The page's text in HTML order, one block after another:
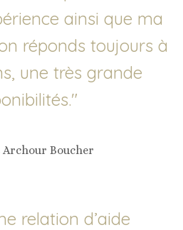
ainsi que ma
réponds toujours à
une très grande
"
Archour Boucher
relation d’aide